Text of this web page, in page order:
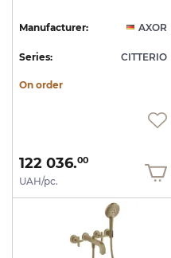
Manufacturer: AXOR
Series: CITTERIO
On order
122 036.00
UAH/pc.